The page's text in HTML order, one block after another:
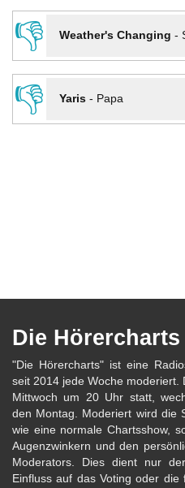
👎
Weather's Changing -
👎
Yaris- Papa
Die Hörercharts
"Die Hörercharts" ist eine
seit 2014 jede Woche moderiert.
Mittwoch um 20 Uhr statt,
den Montag. Moderiert wird die
wie eine normale Chartsshow,
Augenzwinkern und den
Moderators. Dies dient nur
Einfluss auf das Voting oder